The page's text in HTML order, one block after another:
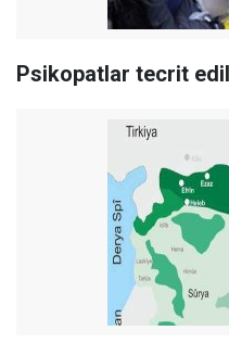
Psikopatlar tecrit